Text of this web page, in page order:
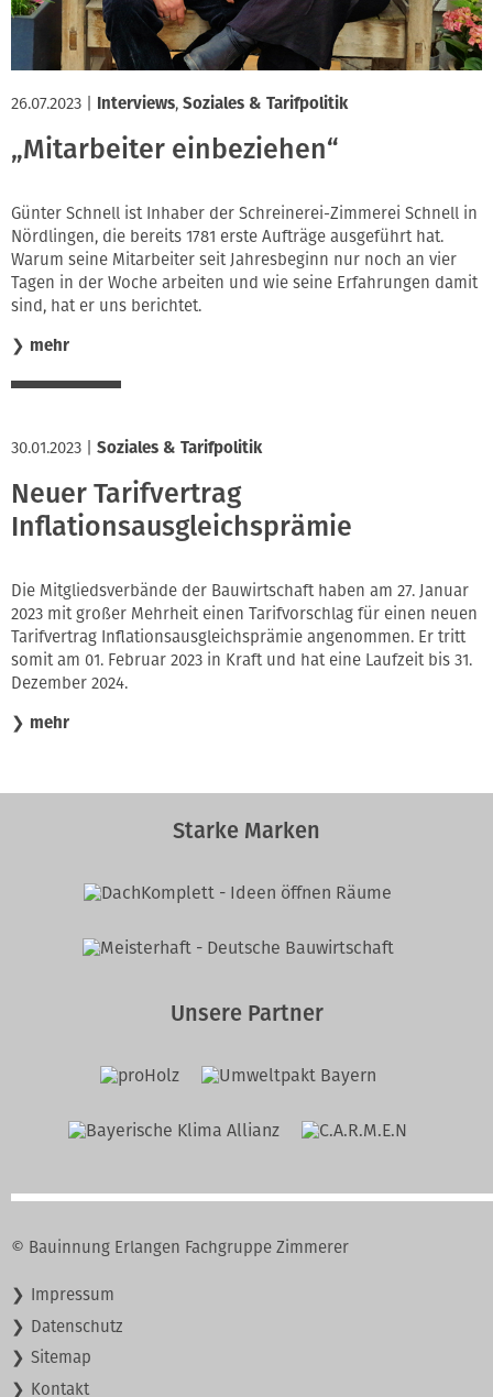
26.07.2023 Interviews, Soziales & Tarifpolitik
„Mitarbeiter einbeziehen“
Günter Schnell ist Inhaber der Schreinerei-Zimmerei Schnell in
Nördlingen, die bereits 1781 erste Aufträge ausgeführt hat.
Warum seine Mitarbeiter seit Jahresbeginn nur noch an vier
Tagen in der Woche arbeiten und wie seine Erfahrungen damit
sind, hat er uns berichtet.
❯ mehr
30.01.2023 Soziales & Tarifpolitik
Neuer Tarifvertrag
Inflationsausgleichsprämie
Die Mitgliedsverbände der Bauwirtschaft haben am 27. Januar
2023 mit großer Mehrheit einen Tarifvorschlag für einen neuen
Tarifvertrag Inflationsausgleichsprämie angenommen. Er tritt
somit am 01. Februar 2023 in Kraft und hat eine Laufzeit bis 31.
Dezember 2024.
❯ mehr
Starke Marken
Unsere Partner
© Bauinnung Erlangen Fachgruppe Zimmerer
Navigation
überspringen
Impressum
Datenschutz
Sitemap
Kontakt